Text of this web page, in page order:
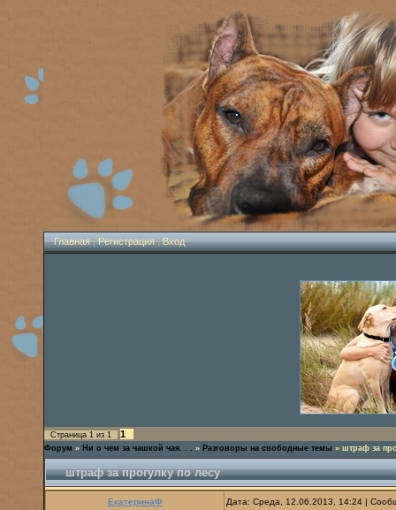
Главная|Регистрация|Вход
Страница 1 из 1 1
Форум » Ни о чем за чашкой чая. . . » Разговоры на свободные темы » штраф за
штраф за прогулку по лесу
ЕкатеринаФ Дата: Среда, 12.06.2013, 14:24 |